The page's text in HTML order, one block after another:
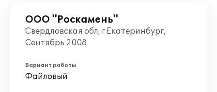
ООО "Роскамень"
Свердловская обл, г Екатеринбург,
Сентябрь 2008
Вариант работы
Файловый